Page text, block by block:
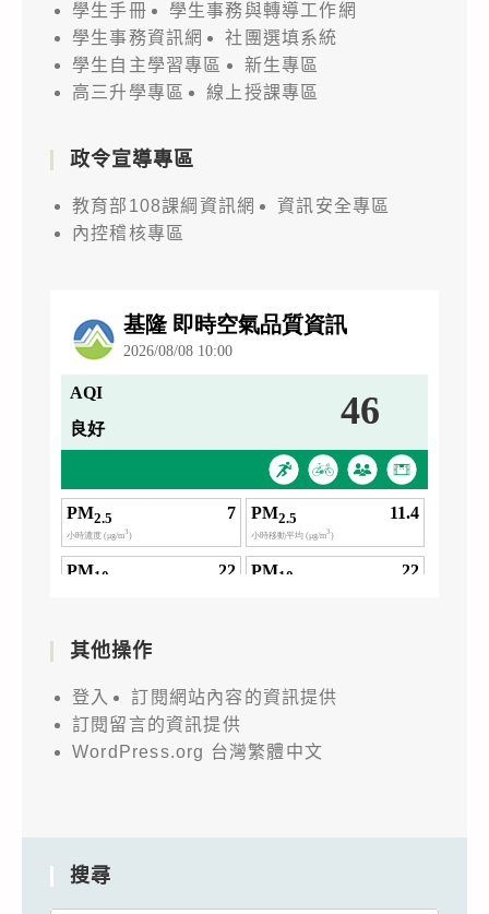
學生手冊
學生事務與轉導工作網
學生事務資訊網
社團選填系統
學生自主學習專區
新生專區
高三升學專區
線上授課專區
政令宣導專區
教育部108課綱資訊網
資訊安全專區
內控稽核專區
其他操作
登入
訂閱網站內容的資訊提供
訂閱留言的資訊提供
WordPress.org 台灣繁體中文
搜尋